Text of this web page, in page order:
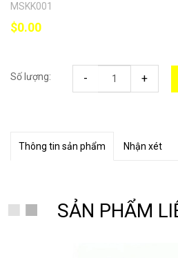
MSKK001
$0.00
Số lượng: - +
Thông tin sản phẩm Nhận xét
SẢN PHẨM